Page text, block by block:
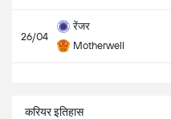
26/04
रेंजर
Motherwell
करियर इतिहास